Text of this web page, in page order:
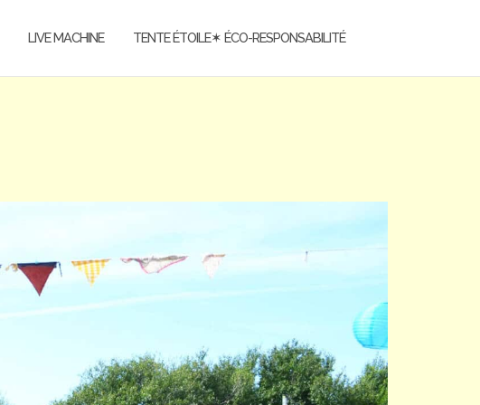
LIVE MACHINE TENTE ÉTOILE✶ ÉCO-RESPONSABILITÉ